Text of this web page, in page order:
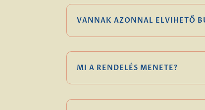
VANNAK AZONNAL ELVIHETŐ
MI A RENDELÉS MENETE?